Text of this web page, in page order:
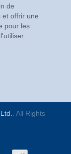
de
et offrir une
pour les
. All Rights